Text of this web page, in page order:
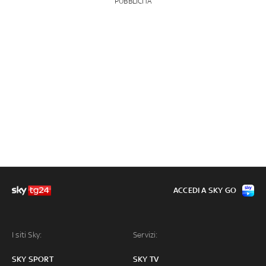
I siti Sky:
SKY SPORT
Servizi:
SKY TV
ACCEDI A SKY GO